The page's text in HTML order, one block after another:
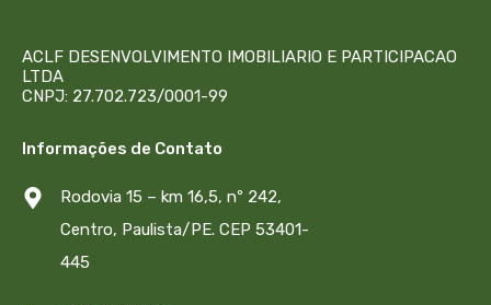
ACLF DESENVOLVIMENTO IMOBILIARIO E PARTICIPACAO
LTDA
CNPJ: 27.702.723/0001-99
Informações de Contato
Rodovia 15 – km 16,5, nº 242,
Centro, Paulista/PE. CEP 53401-
445